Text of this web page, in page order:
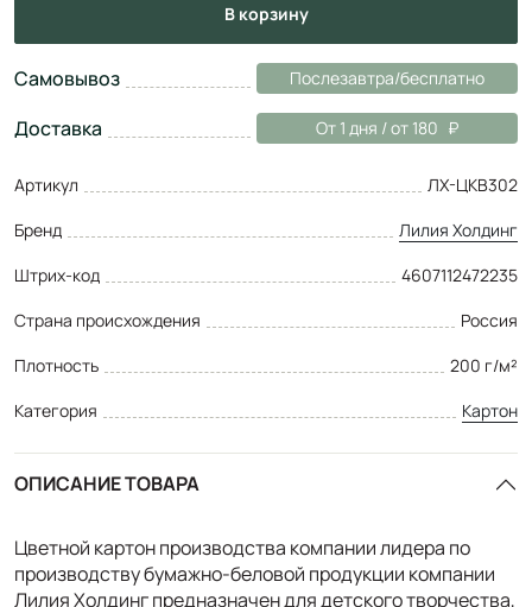
в корзину
Самовывоз Послезавтра/бесплатно
Доставка От 1 дня / от 180
Артикул
ЛХ-ЦКВ302
Бренд
Лилия Холдинг
Штрих-код
4607112472235
Страна происхождения
Россия
Плотность
200 г/м²
Категория
Картон
ОПИСАНИЕ ТОВАРА
Цветной картон производства компании лидера по
производству бумажно-беловой продукции компании
Лилия Холдинг предназначен для детского творчества,